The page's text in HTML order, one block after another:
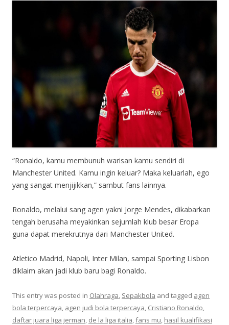
“Ronaldo, kamu membunuh warisan kamu sendiri di
Manchester United. Kamu ingin keluar? Maka keluarlah, ego
yang sangat menjijikkan,” sambut fans lainnya.
Ronaldo, melalui sang agen yakni Jorge Mendes, dikabarkan
tengah berusaha meyakinkan sejumlah klub besar Eropa
guna dapat merekrutnya dari Manchester United.
Atletico Madrid, Napoli, Inter Milan, sampai Sporting Lisbon
diklaim akan jadi klub baru bagi Ronaldo.
This entry was posted in Olahraga, Sepakbola and tagged agen
bola terpercaya, agen judi bola terpercaya, Cristiano Ronaldo,
daftar juara liga jerman, de la liga italia,fans mu, hasil kualifikasi